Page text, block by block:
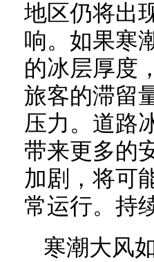
地区仍将出
响。如果寒
的冰层厚度
旅客的滞留
压力。道路
带来更多的
加剧，将可
常运行。持
寒潮大风